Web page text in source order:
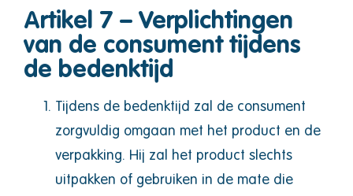
Artikel 7 – Verplichtingen
van de consument tijdens
de bedenktijd
Tijdens de bedenktijd zal de consument
zorgvuldig omgaan met het product en de
verpakking. Hij zal het product slechts
uitpakken of gebruiken in de mate die